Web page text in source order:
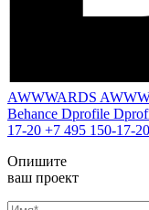
AWWWARDS
Behance Dprofile
17-20 +7 495 150-17-20
Опишите
ваш проект